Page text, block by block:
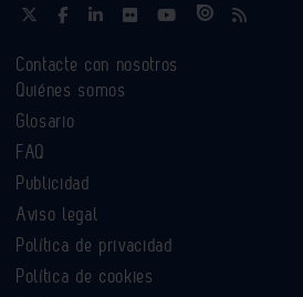
Contacte con nosotros
Quiénes somos
Glosario
FAQ
Publicidad
Aviso legal
Política de privacidad
Política de cookies